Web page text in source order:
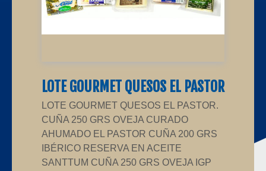
LOTE GOURMET QUESOS EL PASTOR
LOTE GOURMET QUESOS EL PASTOR.
CUÑA 250 GRS OVEJA CURADO
AHUMADO EL PASTOR CUÑA 200 GRS
IBÉRICO RESERVA EN ACEITE
SANTTUM CUÑA 250 GRS OVEJA IGP